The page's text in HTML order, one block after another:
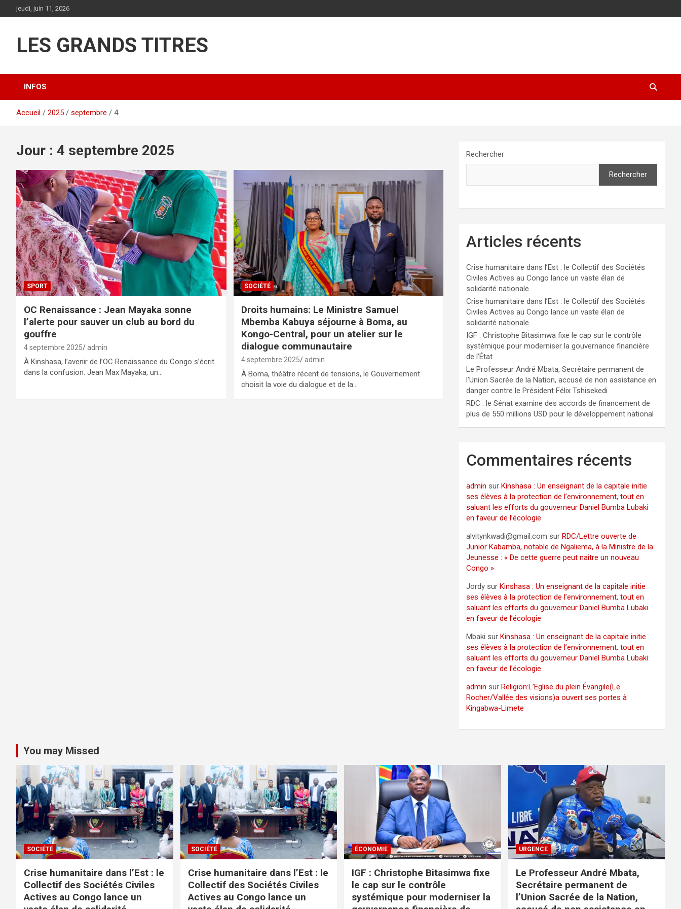
au
jeudi, juin 11, 2026
LES GRANDS TITRES
INFOS
Accueil 2025 septembre 4
Jour : 4 septembre 2025
SPORT
OC Renaissance : Jean Mayaka sonne
l’alerte pour sauver un club au bord du
gouffre
4 septembre 2025 admin
À Kinshasa, l’avenir de l’OC Renaissance du Congo s’écrit
dans la confusion. Jean Max Mayaka, un…
SOCIÉTÉ
Droits humains: Le Ministre Samuel
Mbemba Kabuya séjourne à Boma, au
Kongo-Central, pour un atelier sur le
dialogue communautaire
4 septembre 2025 admin
À Boma, théâtre récent de tensions, le Gouvernement
choisit la voie du dialogue et de la…
Rechercher
Rechercher
Articles récents
Crise humanitaire dans l’Est : le Collectif des Sociétés
Civiles Actives au Congo lance un vaste élan de
solidarité nationale
Crise humanitaire dans l’Est : le Collectif des Sociétés
Civiles Actives au Congo lance un vaste élan de
solidarité nationale
IGF : Christophe Bitasimwa fixe le cap sur le contrôle
systémique pour moderniser la gouvernance financière
de l’État
Le Professeur André Mbata, Secrétaire permanent de
l’Union Sacrée de la Nation, accusé de non assistance en
danger contre le Président Félix Tshisekedi
RDC : le Sénat examine des accords de financement de
plus de 550 millions USD pour le développement national
Commentaires récents
admin surKinshasa : Un enseignant de la capitale initie
ses élèves à la protection de l’environnement, tout en
saluant les efforts du gouverneur Daniel Bumba Lubaki
en faveur de l’écologie
alvitynkwadi@gmail.com surRDC/Lettre ouverte de
Junior Kabamba, notable de Ngaliema, à la Ministre de la
Jeunesse : « De cette guerre peut naître un nouveau
Congo »
Jordy surKinshasa : Un enseignant de la capitale initie
ses élèves à la protection de l’environnement, tout en
saluant les efforts du gouverneur Daniel Bumba Lubaki
en faveur de l’écologie
Mbaki surKinshasa : Un enseignant de la capitale initie
ses élèves à la protection de l’environnement, tout en
saluant les efforts du gouverneur Daniel Bumba Lubaki
en faveur de l’écologie
admin surReligion:L’Eglise du plein Évangile(Le
Rocher/Vallée des visions)a ouvert ses portes à
Kingabwa-Limete
You may Missed
SOCIÉTÉ
Crise humanitaire dans l’Est : le
Collectif des Sociétés Civiles
Actives au Congo lance un
SOCIÉTÉ
Crise humanitaire dans l’Est : le
Collectif des Sociétés Civiles
Actives au Congo lance un
ÉCONOMIE
IGF : Christophe Bitasimwa fixe
le cap sur le contrôle
systémique pour moderniser la
URGENCE
Le Professeur André Mbata,
Secrétaire permanent de
l’Union Sacrée de la Nation,